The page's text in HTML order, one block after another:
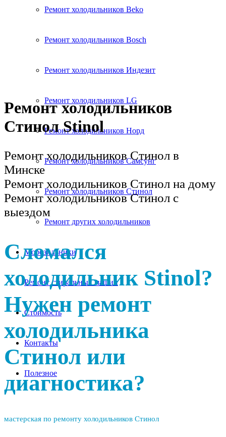
Ремонт холодильников Beko
Ремонт холодильников Bosch
Ремонт холодильников Индезит
Ремонт холодильников LG
Ремонт холодильников Норд
Ремонт холодильников Самсунг
Ремонт холодильников Стинол
Ремонт других холодильников
Морозильники
Ремонт стиральных машин
Стоимость
Контакты
Полезное
Ремонт холодильников
Стинол Stinol
Ремонт холодильников Стинол в
Минске
Ремонт холодильников Стинол на дому
Ремонт холодильников Стинол с
выездом
Сломался
холодильник Stinol?
Нужен ремонт
холодильника
Стинол или
диагностика?
мастерская по ремонту холодильников Стинол